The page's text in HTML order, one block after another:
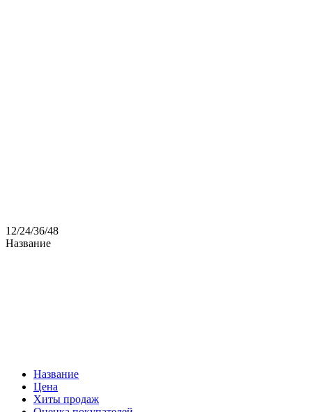
12/24/36/48
Название
Название
Цена
Хиты продаж